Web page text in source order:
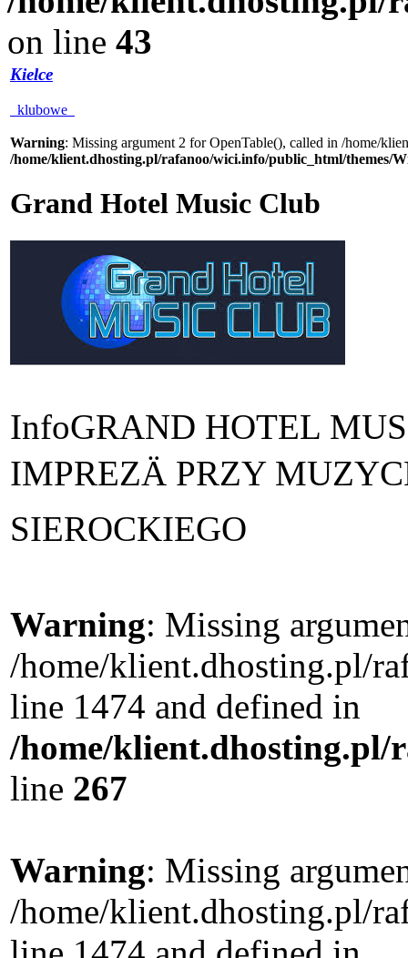
on line 43
Kielce
klubowe
Warning: Missing argument 2 for OpenTable(), called in /home/
/home/klient.dhosting.pl/rafanoo/wici.info/public_html/themes/
Grand Hotel Music Club
InfoGRAND HOTEL
IMPREZÄ PRZY
SIEROCKIEGO
Warning: Missing
/home/klient.dhosting.pl/
line 1474 and defined in
/home/klient.dhosting.pl/
line 267
Warning: Missing
/home/klient.dhosting.pl/